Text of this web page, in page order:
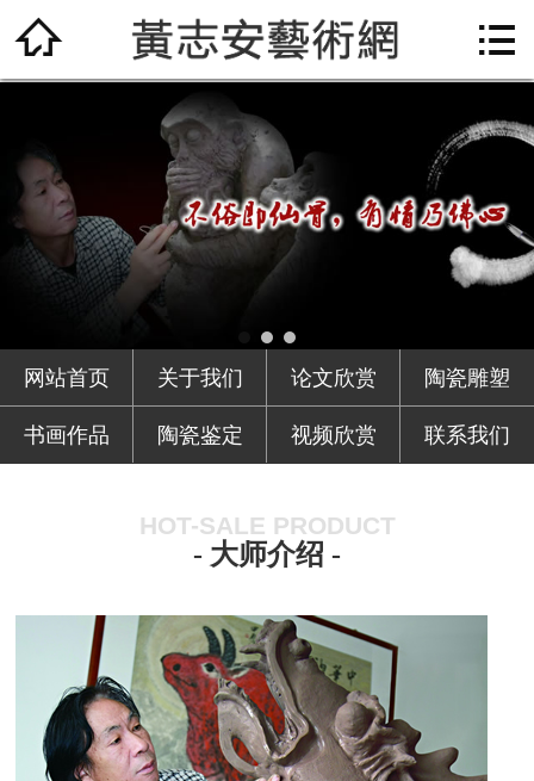
网站首页
陶瓷雕塑
视频欣赏
 
网站首页 关于我们 论文欣赏 陶瓷雕塑
书画作品 陶瓷鉴定 视频欣赏 联系我们
HOT-SALE PRODUCT
- 大师介绍 -